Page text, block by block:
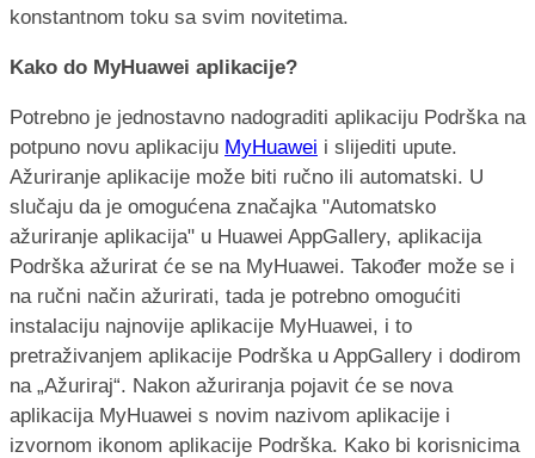
konstantnom toku sa svim novitetima.
Kako do MyHuawei aplikacije?
Potrebno je jednostavno nadograditi aplikaciju Podrška na
potpuno novu aplikaciju MyHuawei i slijediti upute.
Ažuriranje aplikacije može biti ručno ili automatski. U
slučaju da je omogućena značajka "Automatsko
ažuriranje aplikacija" u Huawei AppGallery, aplikacija
Podrška ažurirat će se na MyHuawei. Također može se i
na ručni način ažurirati, tada je potrebno omogućiti
instalaciju najnovije aplikacije MyHuawei, i to
pretraživanjem aplikacije Podrška u AppGallery i dodirom
na „Ažuriraj“. Nakon ažuriranja pojavit će se nova
aplikacija MyHuawei s novim nazivom aplikacije i
izvornom ikonom aplikacije Podrška. Kako bi korisnicima